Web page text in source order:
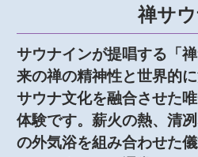
禅サ
サウナインが提唱する「
来の禅の精神性と世界的
サウナ文化を融合させた
体験です。薪火の熱、清
の外気浴を組み合わせた